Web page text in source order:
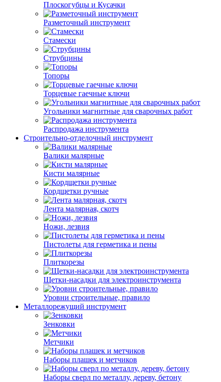
Плоскогубцы и Кусачки
Разметочный инструмент
Стамески
Струбцины
Топоры
Торцевые гаечные ключи
Угольники магнитные для сварочных работ
Распродажа инструмента
Строительно-отделочный инструмент
Валики малярные
Кисти малярные
Кордщетки ручные
Лента малярная, скотч
Ножи, лезвия
Пистолеты для герметика и пены
Плиткорезы
Щетки-насадки для электроинструмента
Уровни строительные, правило
Металлорежущий инструмент
Зенковки
Метчики
Наборы плашек и метчиков
Наборы сверл по металлу, дереву, бетону